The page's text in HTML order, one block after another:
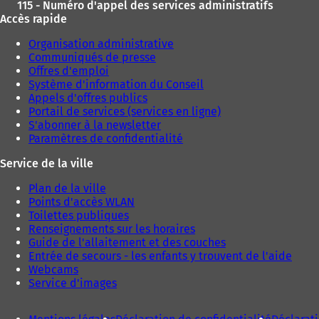
115 - Numéro d'appel des services administratifs
Accès rapide
Organisation administrative
Communiqués de presse
Offres d'emploi
Système d'information du Conseil
Appels d'offres publics
Portail de services (services en ligne)
S'abonner à la newsletter
Paramètres de confidentialité
Service de la ville
Plan de la ville
Points d'accès WLAN
Toilettes publiques
Renseignements sur les horaires
Guide de l'allaitement et des couches
Entrée de secours - les enfants y trouvent de l'aide
Webcams
Service d'images